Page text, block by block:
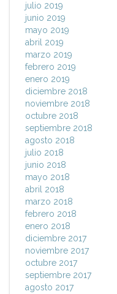
julio 2019
junio 2019
mayo 2019
abril 2019
marzo 2019
febrero 2019
enero 2019
diciembre 2018
noviembre 2018
octubre 2018
septiembre 2018
agosto 2018
julio 2018
junio 2018
mayo 2018
abril 2018
marzo 2018
febrero 2018
enero 2018
diciembre 2017
noviembre 2017
octubre 2017
septiembre 2017
agosto 2017